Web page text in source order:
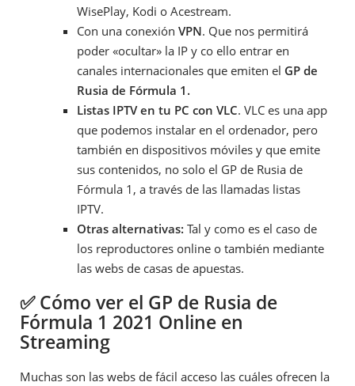
WisePlay, Kodi o Acestream.
Con una conexión VPN. Que nos permitirá
poder «ocultar» la IP y co ello entrar en
canales internacionales que emiten el GP de
Rusia de Fórmula 1.
Listas IPTV en tu PC con VLC. VLC es una app
que podemos instalar en el ordenador, pero
también en dispositivos móviles y que emite
sus contenidos, no solo el GP de Rusia de
Fórmula 1, a través de las llamadas listas
IPTV.
Otras alternativas: Tal y como es el caso de
los reproductores online o también mediante
las webs de casas de apuestas.
✅ Cómo ver el GP de Rusia de
Fórmula 1 2021 Online en
Streaming
Muchas son las webs de fácil acceso las cuáles ofrecen la